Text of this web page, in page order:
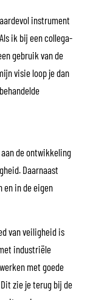
instrument
ik bij een collega-
gebruik van de
visie loop je dan
de ontwikkeling
Daarnaast
en in de eigen
van veiligheid is
industriële
met goede
zie je terug bij de